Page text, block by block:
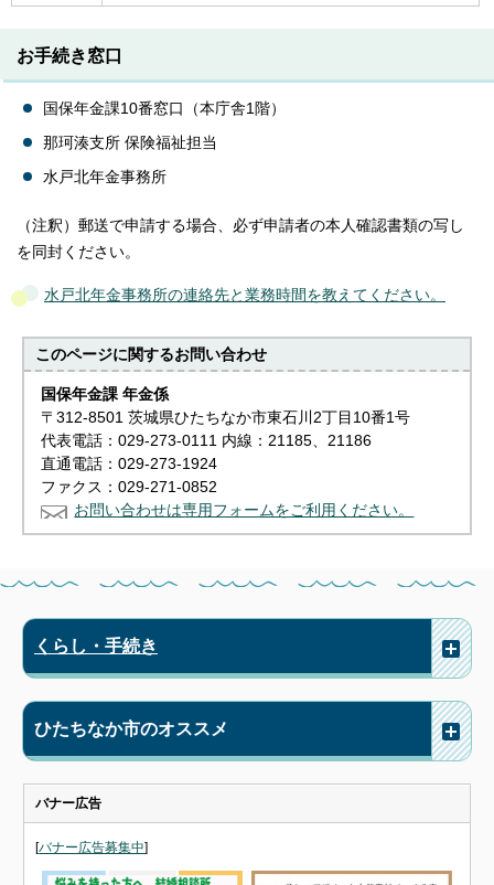
お手続き窓口
国保年金課10番窓口（本庁舎1階）
那珂湊支所 保険福祉担当
水戸北年金事務所
（注釈）郵送で申請する場合、必ず申請者の本人確認書類の写し
を同封ください。
水戸北年金事務所の連絡先と業務時間を教えてください。
このページに関するお問い合わせ
国保年金課 年金係
〒312-8501 茨城県ひたちなか市東石川2丁目10番1号
代表電話：029-273-0111 内線：21185、21186
直通電話：029-273-1924
ファクス：029-271-0852
お問い合わせは専用フォームをご利用ください。
くらし・手続き
ひたちなか市のオススメ
バナー広告
[バナー広告募集中]